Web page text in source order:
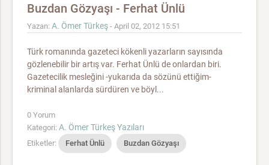
Buzdan Gözyaşı - Ferhat Ünlü
Yazan: A. Ömer Türkeş - April 02, 2012 15:51
Türk romanında gazeteci kökenli yazarların sayısında
gözlenebilir bir artış var. Ferhat Ünlü de onlardan biri.
Gazetecilik mesleğini -yukarıda da sözünü ettiğim-
kriminal alanlarda sürdüren ve böyl...
0 Yorum
Kategori: A. Ömer Türkeş Yazıları
Etiketler: Ferhat Ünlü Buzdan Gözyaşı